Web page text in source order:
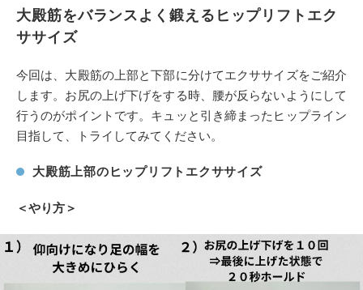
大殿筋をバランスよく鍛えるヒップリフトエク
ササイズ
今回は、大殿筋の上部と下部に分けてエクササイズをご紹介
します。お尻の上げ下げをする時、腰が反らないようにして
行うのがポイントです。キュッと引き締まったヒップライン
目指して、トライしてみてください。
大殿筋上部のヒップリフトエクササイズ
＜やり方＞